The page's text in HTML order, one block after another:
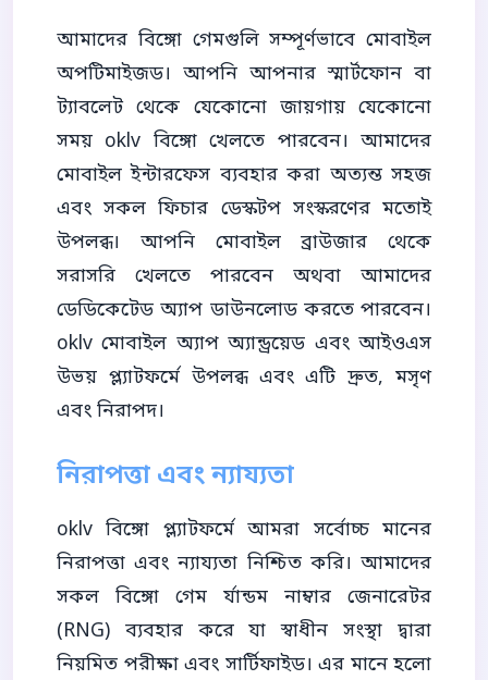
আমাদের বিঙ্গো গেমগুলি সম্পূর্ণভাবে মোবাইল
অপটিমাইজড। আপনি আপনার স্মার্টফোন বা
ট্যাবলেট থেকে যেকোনো জায়গায় যেকোনো
সময় oklv বিঙ্গো খেলতে পারবেন। আমাদের
মোবাইল ইন্টারফেস ব্যবহার করা অত্যন্ত সহজ
এবং সকল ফিচার ডেস্কটপ সংস্করণের মতোই
উপলব্ধ। আপনি মোবাইল ব্রাউজার থেকে
সরাসরি খেলতে পারবেন অথবা আমাদের
ডেডিকেটেড অ্যাপ ডাউনলোড করতে পারবেন।
oklv মোবাইল অ্যাপ অ্যান্ড্রয়েড এবং আইওএস
উভয় প্ল্যাটফর্মে উপলব্ধ এবং এটি দ্রুত, মসৃণ
এবং নিরাপদ।
নিরাপত্তা এবং ন্যায্যতা
oklv বিঙ্গো প্ল্যাটফর্মে আমরা সর্বোচ্চ মানের
নিরাপত্তা এবং ন্যায্যতা নিশ্চিত করি। আমাদের
সকল বিঙ্গো গেম র্যান্ডম নাম্বার জেনারেটর
(RNG) ব্যবহার করে যা স্বাধীন সংস্থা দ্বারা
নিয়মিত পরীক্ষা এবং সার্টিফাইড। এর মানে হলো